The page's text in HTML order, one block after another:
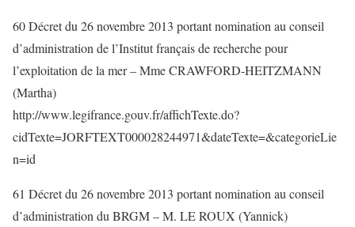
60 Décret du 26 novembre 2013 portant nomination au conseil
d’administration de l’Institut français de recherche pour
l’exploitation de la mer – Mme CRAWFORD-HEITZMANN
(Martha)
http://www.legifrance.gouv.fr/affichTexte.do?
cidTexte=JORFTEXT000028244971&dateTexte=&categorieLie
n=id
61 Décret du 26 novembre 2013 portant nomination au conseil
d’administration du BRGM – M. LE ROUX (Yannick)